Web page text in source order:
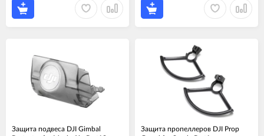
Защита подвеса DJI Gimbal
Защита пропеллеров DJI Prop